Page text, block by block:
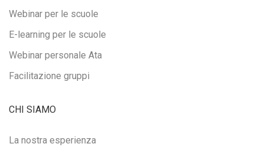
Webinar per le scuole
E-learning per le scuole
Webinar personale Ata
Facilitazione gruppi
CHI SIAMO
La nostra esperienza